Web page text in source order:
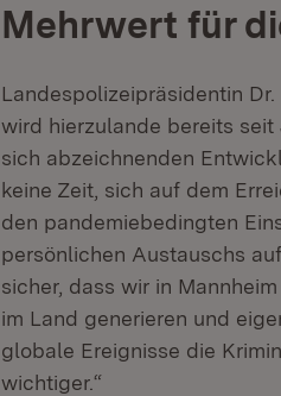
Mehrwert für
Landespolizeipräsidentin
wird hierzulande bereits
sich abzeichnenden
keine Zeit, sich auf dem
den pandemiebedingten
persönlichen Austauschs
sicher, dass wir in
im Land generieren und
globale Ereignisse die
wichtiger.“